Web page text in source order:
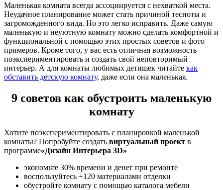
Маленькая комната всегда ассоциируется с нехваткой места.
Неудачное планирование может стать причиной тесноты и
загроможденного вида. Но это легко исправить. Даже самую
маленькую и неуютную комнату можно сделать комфортной и
функциональной с помощью этих простых советов и фото
примеров. Кроме того, у вас есть отличная возможность
поэкспериментировать и создать свой неповторимый
интерьер. А для комнаты любимых детишек читайте как
обставить детскую комнату, даже если она маленькая.
9 советов как обустроить маленькую
комнату
Хотите поэкспериментировать с планировкой маленькой
комнаты? Попробуйте создать виртуальный проект в
программе«Дизайн Интерьера 3D»
экономьте 30% времени и денег при ремонте
воспользуйтесь +120 материалами отделки
обустройте комнату с помощью каталога мебели